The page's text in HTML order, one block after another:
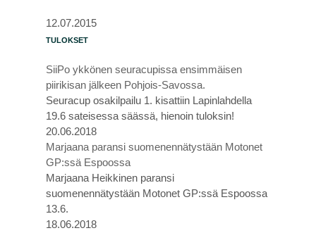
12.07.2015
TULOKSET
SiiPo ykkönen seuracupissa ensimmäisen
piirikisan jälkeen Pohjois-Savossa.
Seuracup osakilpailu 1. kisattiin Lapinlahdella
19.6 sateisessa säässä, hienoin tuloksin!
20.06.2018
Marjaana paransi suomenennätystään Motonet
GP:ssä Espoossa
Marjaana Heikkinen paransi
suomenennätystään Motonet GP:ssä Espoossa
13.6.
18.06.2018